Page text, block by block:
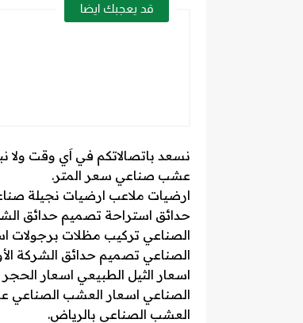
قد يعجبك ايضا
نسعد باتصالاتكم في اَي وقت ولا
عشب صناعي سعر المتر.
ارضيات ملاعب ارضيات نجيلة
حدائق استراحة تصميم حدائق
الصناعي تركيب مظلات برجولات
الصناعي تصميم حدائق الشركة
اسعار الثيل الطبيعي اسعار
الصناعي اسعار العشب الصناعي
العشب الصناعي بالرياض.